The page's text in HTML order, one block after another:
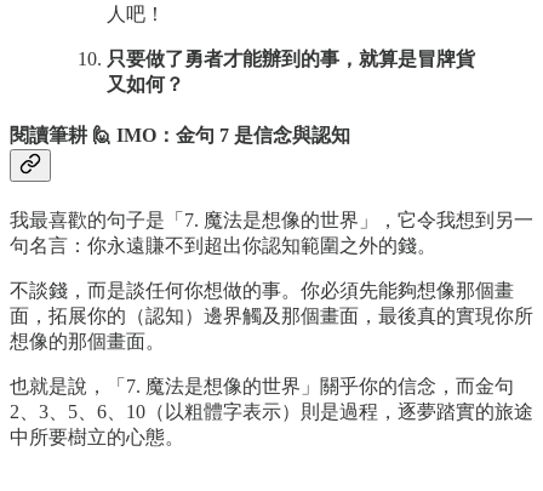
人吧！
只要做了勇者才能辦到的事，就算是冒牌貨
又如何？
閱讀筆耕 🙋 IMO：金句 7 是信念與認知
我最喜歡的句子是「7. 魔法是想像的世界」，它令我想到另一
句名言：你永遠賺不到超出你認知範圍之外的錢。
不談錢，而是談任何你想做的事。你必須先能夠想像那個畫
面，拓展你的（認知）邊界觸及那個畫面，最後真的實現你所
想像的那個畫面。
也就是說，「7. 魔法是想像的世界」關乎你的信念，而金句
2、3、5、6、10（以粗體字表示）則是過程，逐夢踏實的旅途
中所要樹立的心態。